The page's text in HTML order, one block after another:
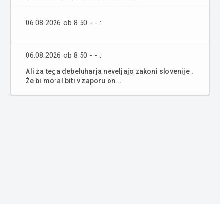
06.08.2026 ob 8:50 - - :
06.08.2026 ob 8:50 - - :
Ali za tega debeluharja neveljajo zakoni slovenije .
Že bi moral biti v zaporu on...